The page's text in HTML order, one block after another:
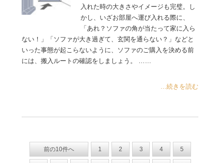
入れた時の大きさやイメージも完璧。し
かし、いざお部屋へ運び入れる際に、
「あれ？ソファの角が当たって家に入ら
ない！」「ソファが大き過ぎて、玄関を通らない？」などと
いった事態が起こらないように、ソファのご購入を決める前
には、搬入ルートの確認をしましょう。 ……
...続きを読む
前の10件へ 1 2 3 4 5